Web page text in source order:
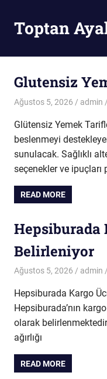
contentToptan
Satışı
Glutensiz
Ağustos 5, 2026 admin
Glütensiz Yemek
beslenmeyi
sunulacak. Sağlıklı
seçenekler ve ipuçları
READ MORE
Hepsiburada
Belirleniyor
Ağustos 5, 2026 admin
Hepsiburada Kargo
Hepsiburada’nın
olarak
ağırlığı
READ MORE